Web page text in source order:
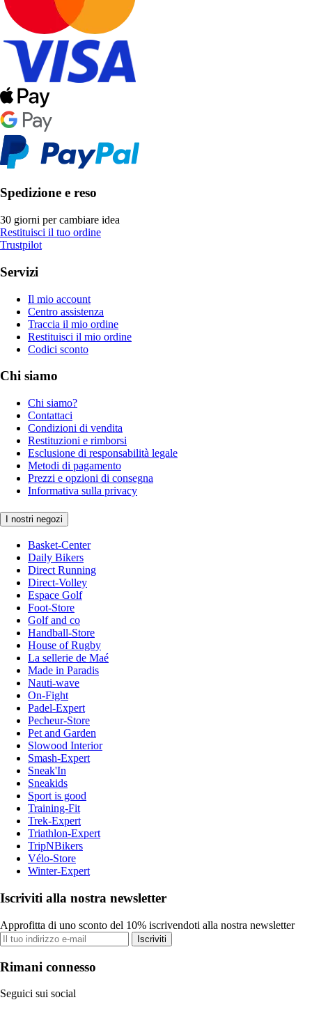
Spedizione e reso
30 giorni per cambiare idea
Restituisci il tuo ordine
Trustpilot
Servizi
Il mio account
Centro assistenza
Traccia il mio ordine
Restituisci il mio ordine
Codici sconto
Chi siamo
Chi siamo?
Contattaci
Condizioni di vendita
Restituzioni e rimborsi
Esclusione di responsabilità legale
Metodi di pagamento
Prezzi e opzioni di consegna
Informativa sulla privacy
I nostri negozi
Basket-Center
Daily Bikers
Direct Running
Direct-Volley
Espace Golf
Foot-Store
Golf and co
Handball-Store
House of Rugby
La sellerie de Maé
Made in Paradis
Nauti-wave
On-Fight
Padel-Expert
Pecheur-Store
Pet and Garden
Slowood Interior
Smash-Expert
Sneak'In
Sneakids
Sport is good
Training-Fit
Trek-Expert
Triathlon-Expert
TripNBikers
Vélo-Store
Winter-Expert
Iscriviti alla nostra newsletter
Approfitta di uno sconto del 10% iscrivendoti alla nostra newsletter
Iscriviti
Rimani connesso
Seguici sui social